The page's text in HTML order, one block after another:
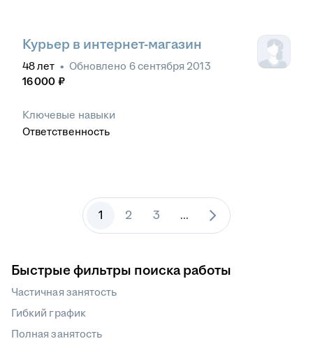
Курьер в интернет-магазин
48лет • Обновлено 6 сентября 2013
16 000 ₽
Ключевые навыки
Ответственность
1 2 3 ...
Быстрые фильтры поиска работы
Частичная занятость
Гибкий график
Полная занятость